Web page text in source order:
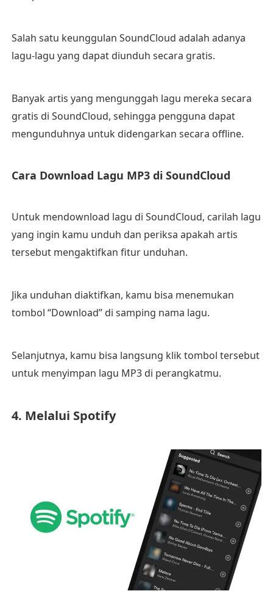
Salah satu keunggulan SoundCloud adalah adanya
lagu-lagu yang dapat diunduh secara gratis.
Banyak artis yang mengunggah lagu mereka secara
gratis di SoundCloud, sehingga pengguna dapat
mengunduhnya untuk didengarkan secara offline.
Cara Download Lagu MP3 di SoundCloud
Untuk mendownload lagu di SoundCloud, carilah lagu
yang ingin kamu unduh dan periksa apakah artis
tersebut mengaktifkan fitur unduhan.
Jika unduhan diaktifkan, kamu bisa menemukan
tombol “Download” di samping nama lagu.
Selanjutnya, kamu bisa langsung klik tombol tersebut
untuk menyimpan lagu MP3 di perangkatmu.
4. Melalui Spotify